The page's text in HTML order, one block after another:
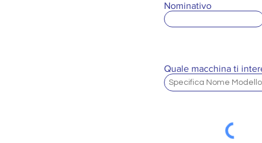
Nominativo
Quale macchina ti